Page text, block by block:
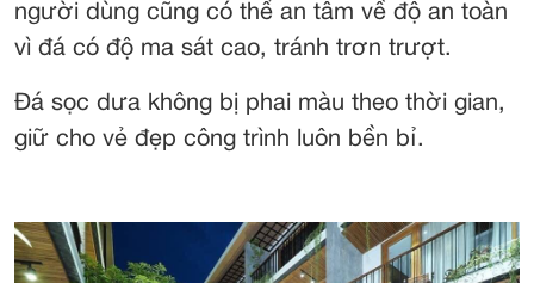
người dùng cũng có thể an tâm về độ an toàn
vì đá có độ ma sát cao, tránh trơn trượt.
Đá sọc dưa không bị phai màu theo thời gian,
giữ cho vẻ đẹp công trình luôn bền bỉ.